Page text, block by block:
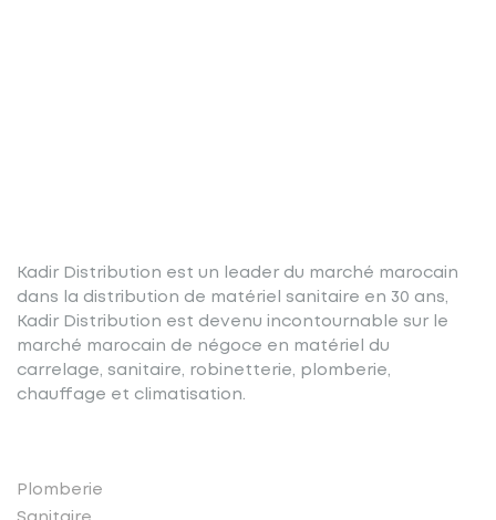
Kadir Distribution est un leader du marché marocain
dans la distribution de matériel sanitaire en 30 ans,
Kadir Distribution est devenu incontournable sur le
marché marocain de négoce en matériel du
carrelage, sanitaire, robinetterie, plomberie,
chauffage et climatisation.
Plomberie